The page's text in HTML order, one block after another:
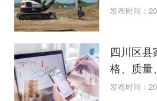
发布时间：
四川区县
格、质量
定！
发布时间：